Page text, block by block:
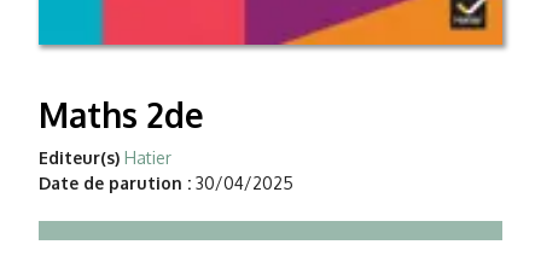
Maths 2de
Editeur(s) Hatier
Date de parution : 30/04/2025